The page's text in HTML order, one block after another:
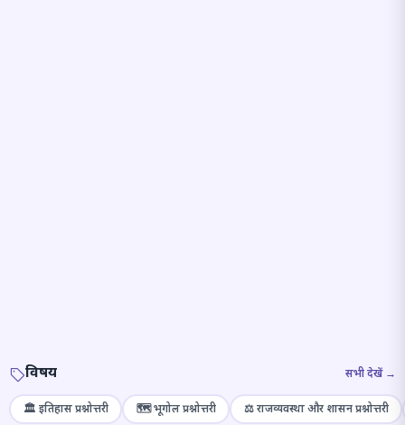
विषय सभी देखें →
🏛️ इतिहास प्रश्नोत्तरी 🗺️ भूगोल प्रश्नोत्तरी ⚖️ राजव्यवस्था और शासन प्रश्नोत्तरी